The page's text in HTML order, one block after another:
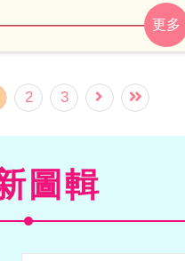
》勇奪「益智及實境節目
下生涯第6座金鐘。知名校
獎」。此外，由校友、瀚
2 3
圖輯